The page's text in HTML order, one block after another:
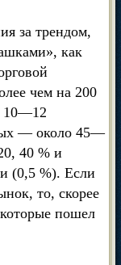
за трендом,
как
чем на 200
10—12
— около 45—
40 % и
(0,5 %). Если
то, скорее
пошел